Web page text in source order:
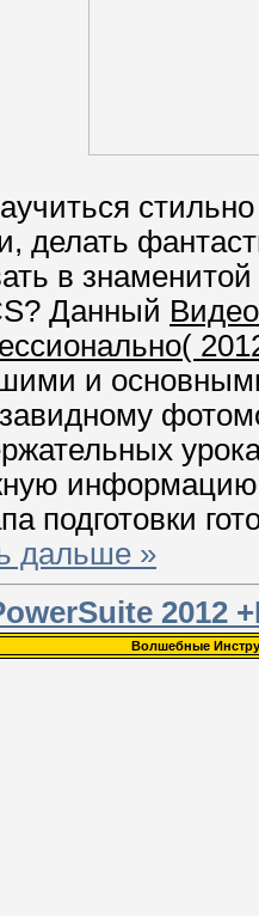
делать
в
Данный
и
информацию,
подготовки
дальше »
2012
Волшебные